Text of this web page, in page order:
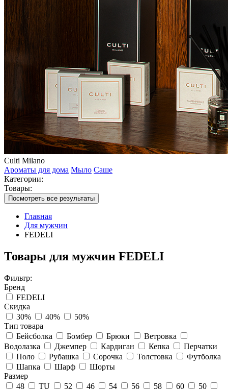
Culti Milano
Ароматы для дома Мыло Саше
Категории:
Товары:
Посмотреть все результаты
Главная
Для мужчин
FEDELI
Товары для мужчин FEDELI
Фильтр:
Бренд
FEDELI
Скидка
30%
40%
50%
Тип товара
Бейсболка
Бомбер Брюки
Ветровка
Водолазка
Джемпер Кардиган Кепка
Перчатки
Поло
Рубашка Сорочка Толстовка
Футболка
Шапка
Шарф
Шорты
Размер
48
TU 52 46 54 56 58 60
50